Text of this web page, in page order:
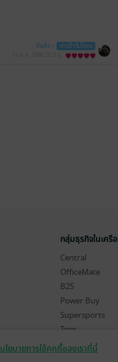
มีแล้ว - ปาเป้าไม่โดน
กลุ่มธุรกิจในเครือ
Central
OfficeMate
B2S
Power Buy
Supersports
Tops
Hytexts
นโยบายการใช้คุกกี้ของเราที่นี่